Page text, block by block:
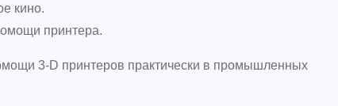
кино.
принтера.
3-D принтеров практически в промышленных